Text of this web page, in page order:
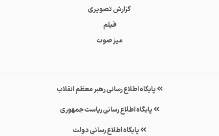
گزارش تصویری
فیلم
میز صوت
پایگاه اطلاع رسانی رهبر معظم انقلاب
پایگاه اطلاع رسانی ریاست جمهوری
پایگاه اطلاع رسانی دولت